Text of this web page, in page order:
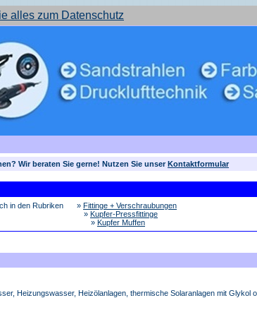
alles zum Datenschutz
Wir beraten Sie gerne! Nutzen Sie unserKontaktformular
in den Rubriken » Fittinge + Verschraubungen
» Kupfer-Pressfittinge
» Kupfer Muffen
Heizungswasser, Heizölanlagen, thermische Solaranlagen mit Glykol